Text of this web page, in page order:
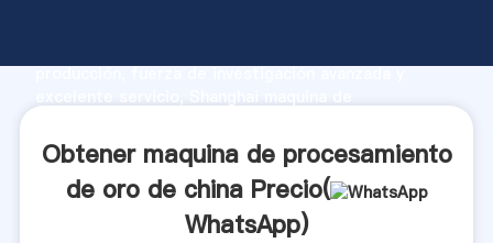
producción, fuerza de investigación avanzada y
valor y aporta valores a todos los clientes.
Obtener maquina de procesamiento
de oro de china Precio(
WhatsApp)